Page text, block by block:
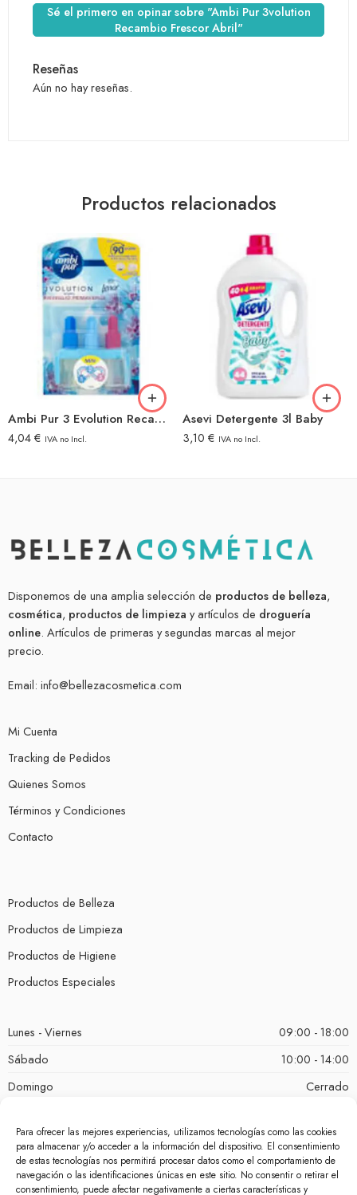
Para ofrecer las mejores experiencias, utilizamos tecnologías como las cookies
para almacenar y/o acceder a la información del dispositivo. El consentimiento
de estas tecnologías nos permitirá procesar datos como el comportamiento de
navegación o las identificaciones únicas en este sitio. No consentir o retirar el
consentimiento, puede afectar negativamente a ciertas características y
Sé el primero en opinar sobre "Ambi Pur 3volution
Recambio Frescor Abril"
Reseñas
Aún no hay reseñas.
Productos relacionados
Ambi Pur 3 Evolution Recambio Primavera
4,04€ IVA no Incl.
Asevi Detergente 3l Baby
3,10 € IVA no Incl.
Disponemos de una amplia selección de productos de belleza,
cosmética, productos de limpieza y artículos de droguería
online. Artículos de primeras y segundas marcas al mejor
precio.
Email: info@bellezacosmetica.com
Mi Cuenta
Tracking de Pedidos
Quienes Somos
Términos y Condiciones
Contacto
Productos de Belleza
Productos de Limpieza
Productos de Higiene
Productos Especiales
Lunes - Viernes
09:00 - 18:00
Sábado
10:00 - 14:00
Domingo
Cerrado